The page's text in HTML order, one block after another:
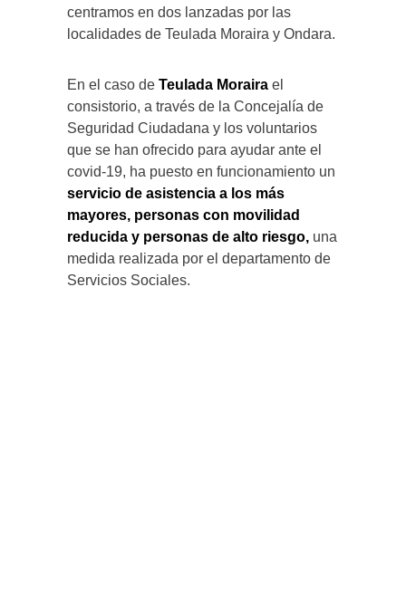
centramos en dos lanzadas por las
localidades de Teulada Moraira y Ondara.
En el caso de Teulada Moraira el
consistorio, a través de la Concejalía de
Seguridad Ciudadana y los voluntarios
que se han ofrecido para ayudar ante el
covid-19, ha puesto en funcionamiento un
servicio de asistencia a los más
mayores, personas con movilidad
reducida y personas de alto riesgo, una
medida realizada por el departamento de
Servicios Sociales.